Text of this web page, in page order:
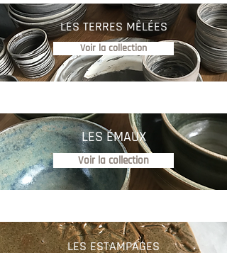
LES TERRES MÊLÉES
Voir la collection
LES ÉMAUX
Voir la collection
LES ESTAMPAGES